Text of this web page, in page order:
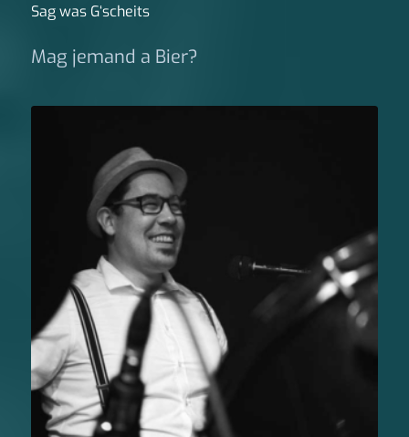
Sag was G‘scheits
Mag jemand a Bier?